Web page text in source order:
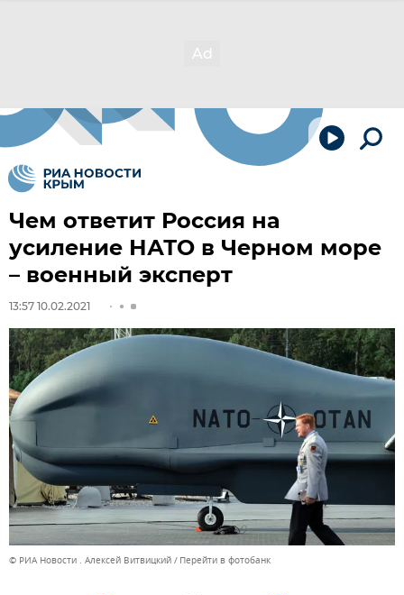
Чем ответит Россия на
усиление НАТО в Черном море
– военный эксперт
13:57 10.02.2021
© РИА Новости . Алексей Витвицкий Перейти в фотобанк